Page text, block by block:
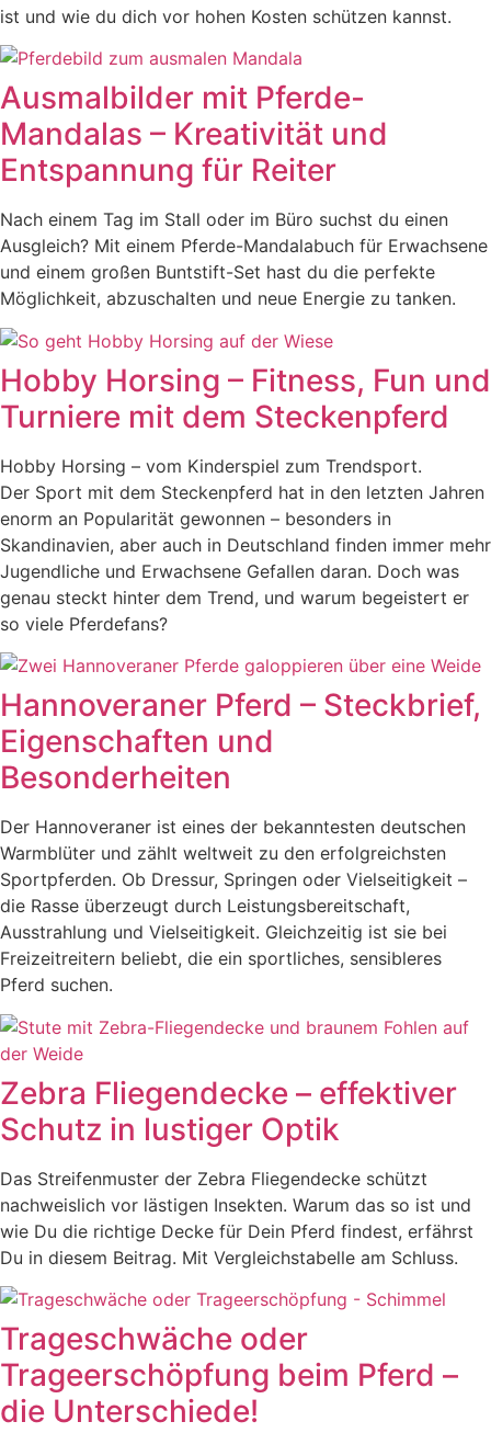
ist und wie du dich vor hohen Kosten schützen kannst.
Ausmalbilder mit Pferde-
Mandalas – Kreativität und
Entspannung für Reiter
Nach einem Tag im Stall oder im Büro suchst du einen
Ausgleich? Mit einem Pferde-Mandalabuch für Erwachsene
und einem großen Buntstift-Set hast du die perfekte
Möglichkeit, abzuschalten und neue Energie zu tanken.
Hobby Horsing – Fitness, Fun und
Turniere mit dem Steckenpferd
Hobby Horsing – vom Kinderspiel zum Trendsport.
Der Sport mit dem Steckenpferd hat in den letzten Jahren
enorm an Popularität gewonnen – besonders in
Skandinavien, aber auch in Deutschland finden immer mehr
Jugendliche und Erwachsene Gefallen daran. Doch was
genau steckt hinter dem Trend, und warum begeistert er
so viele Pferdefans?
Hannoveraner Pferd – Steckbrief,
Eigenschaften und
Besonderheiten
Der Hannoveraner ist eines der bekanntesten deutschen
Warmblüter und zählt weltweit zu den erfolgreichsten
Sportpferden. Ob Dressur, Springen oder Vielseitigkeit –
die Rasse überzeugt durch Leistungsbereitschaft,
Ausstrahlung und Vielseitigkeit. Gleichzeitig ist sie bei
Freizeitreitern beliebt, die ein sportliches, sensibleres
Pferd suchen.
Zebra Fliegendecke – effektiver
Schutz in lustiger Optik
Das Streifenmuster der Zebra Fliegendecke schützt
nachweislich vor lästigen Insekten. Warum das so ist und
wie Du die richtige Decke für Dein Pferd findest, erfährst
Du in diesem Beitrag. Mit Vergleichstabelle am Schluss.
Trageschwäche oder
Trageerschöpfung beim Pferd –
die Unterschiede!